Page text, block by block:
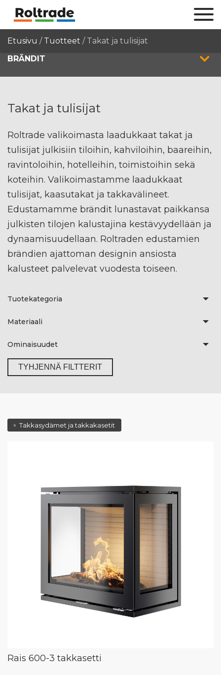
Etusivu / Tuotteet / Takat ja tulisijat
BRÄNDIT
Takat ja tulisijat
Roltrade valikoimasta laadukkaat takat ja
tulisijat julkisiin tiloihin, kahviloihin, baareihin,
ravintoloihin, hotelleihin, toimistoihin sekä
koteihin. Valikoimastamme laadukkaat
tulisijat, kaasutakat ja takkavälineet.
Edustamamme brändit lunastavat paikkansa
julkisten tilojen kalustajina kestävyydellään ja
dynaamisuudellaan. Roltraden edustamien
brändien ajattoman designin ansiosta
kalusteet palvelevat vuodesta toiseen.
Tuotekategoria
Materiaali
Ominaisuudet
TYHJENNÄ FILTTERIT
Takkasydämet ja takkakasetit
Rais 600-3 takkasetti